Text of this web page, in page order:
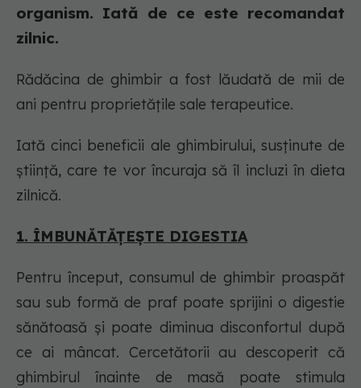
organism. Iată de ce este recomandat
zilnic.
Rădăcina de ghimbir a fost lăudată de mii de
ani pentru proprietățile sale terapeutice.
Iată cinci beneficii ale ghimbirului, susținute de
știință, care te vor încuraja să îl incluzi în dieta
zilnică.
1. ÎMBUNĂTĂȚEȘTE DIGESTIA
Pentru început, consumul de ghimbir proaspăt
sau sub formă de praf poate sprijini o digestie
sănătoasă și poate diminua disconfortul după
ce ai mâncat. Cercetătorii au descoperit că
ghimbirul înainte de masă poate stimula